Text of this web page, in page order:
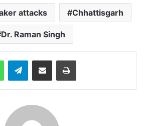
attacks Chhattisgarh
Dr. Raman Singh
WhatsAppTelegramShare via Email Print